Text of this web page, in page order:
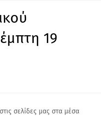
19
σελίδες μας στα μέσα